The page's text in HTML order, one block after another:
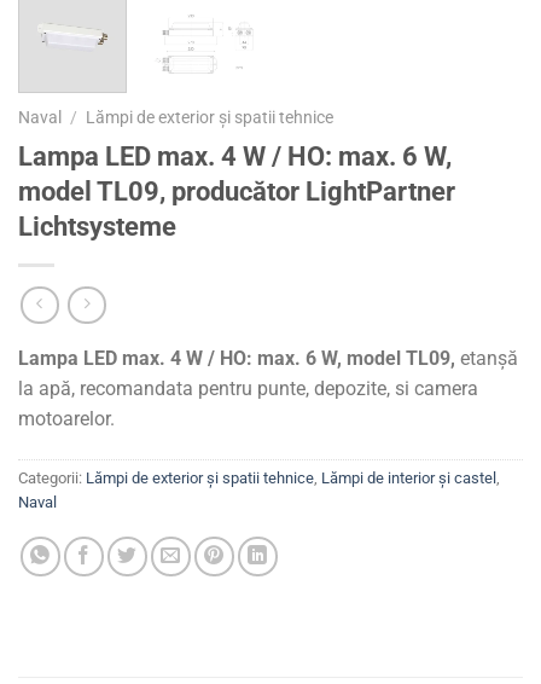
Naval / Lămpi de exterior și spatii tehnice
Lampa LED max. 4 W / HO: max. 6 W,
model TL09, producător LightPartner
Lichtsysteme
Lampa LED max. 4 W / HO: max. 6 W, model TL09, etanșă
la apă, recomandata pentru punte, depozite, si camera
motoarelor.
Categorii: Lămpi de exterior și spatii tehnice, Lămpi de interior și castel ,
Naval